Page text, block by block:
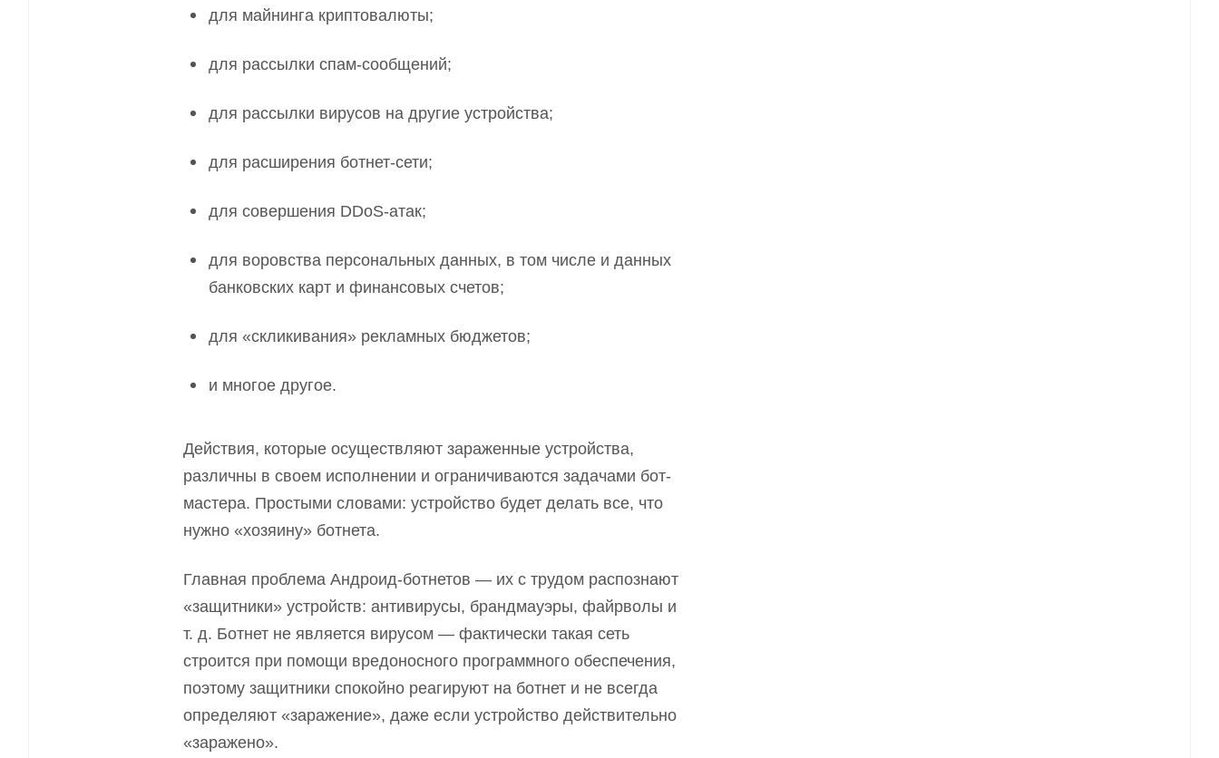
для майнинга криптовалюты;
для рассылки спам-сообщений;
для рассылки вирусов на другие устройства;
для расширения ботнет-сети;
для совершения DDoS-атак;
для воровства персональных данных, в том числе и данных
банковских карт и финансовых счетов;
для «скликивания» рекламных бюджетов;
и многое другое.
Действия, которые осуществляют зараженные устройства,
различны в своем исполнении и ограничиваются задачами бот-
мастера. Простыми словами: устройство будет делать все, что
нужно «хозяину» ботнета.
Главная проблема Андроид-ботнетов — их с трудом распознают
«защитники» устройств: антивирусы, брандмауэры, файрволы и
т. д. Ботнет не является вирусом — фактически такая сеть
строится при помощи вредоносного программного обеспечения,
поэтому защитники спокойно реагируют на ботнет и не всегда
определяют «заражение», даже если устройство действительно
«заражено».